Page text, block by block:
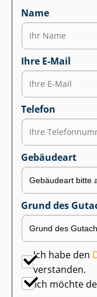
Name
Ihre E-Mail
Telefon
Gebäudeart
Grund des
Ich habe den
verstanden.
Ich möchte